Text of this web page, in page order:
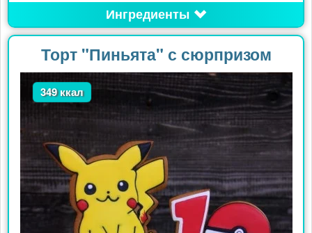
Ингредиенты
Торт "Пиньята" с сюрпризом
349 ккал